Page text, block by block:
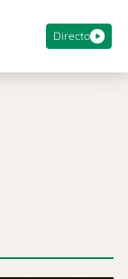
Directo